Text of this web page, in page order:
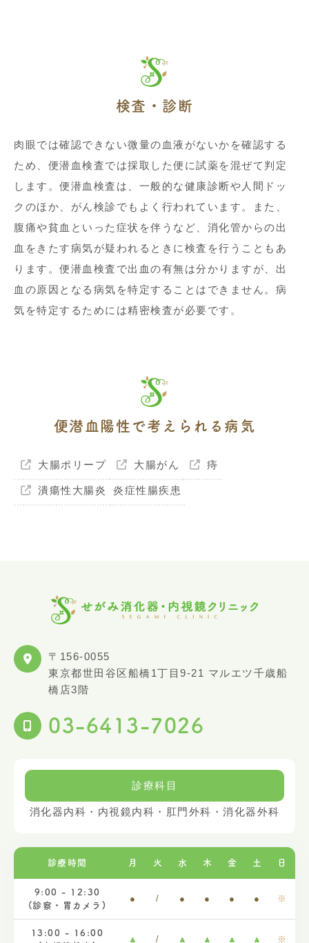
検査・診断
肉眼では確認できない微量の血液がないかを確認する
ため、便潜血検査では採取した便に試薬を混ぜて判定
します。便潜血検査は、一般的な健康診断や人間ドッ
クのほか、がん検診でもよく行われています。また、
腹痛や貧血といった症状を伴うなど、消化管からの出
血をきたす病気が疑われるときに検査を行うこともあ
ります。便潜血検査で出血の有無は分かりますが、出
血の原因となる病気を特定することはできません。病
気を特定するためには精密検査が必要です。
便潜血陽性で考えられる病気
大腸ポリープ 大腸がん 痔
潰瘍性大腸炎 炎症性腸疾患
〒156-0055
東京都世田谷区船橋1丁目9-21 マルエツ千歳船
橋店3階
03-6413-7026
診療科目
消化器内科・内視鏡内科・肛門外科・消化器外科
診療時間 月 火 水 木 金 土 日
9:00 - 12:30
(診察・胃カメラ)
● / ● ● ● ● ※
13:00 - 16:00
▲ / ▲ ▲ ▲ ▲ ※